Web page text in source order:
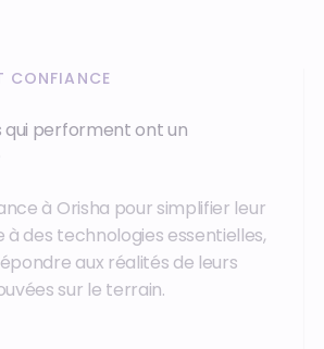
CONFIANCE
qui performent ont un
à Orisha pour simplifier leur
à des technologies essentielles,
aux réalités de leurs
sur le terrain.